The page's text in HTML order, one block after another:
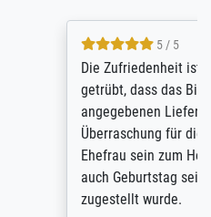
nicht dadurch
entgegen einer
(sollte eine
normannische
gleichzeitig
doch nach zu Hause